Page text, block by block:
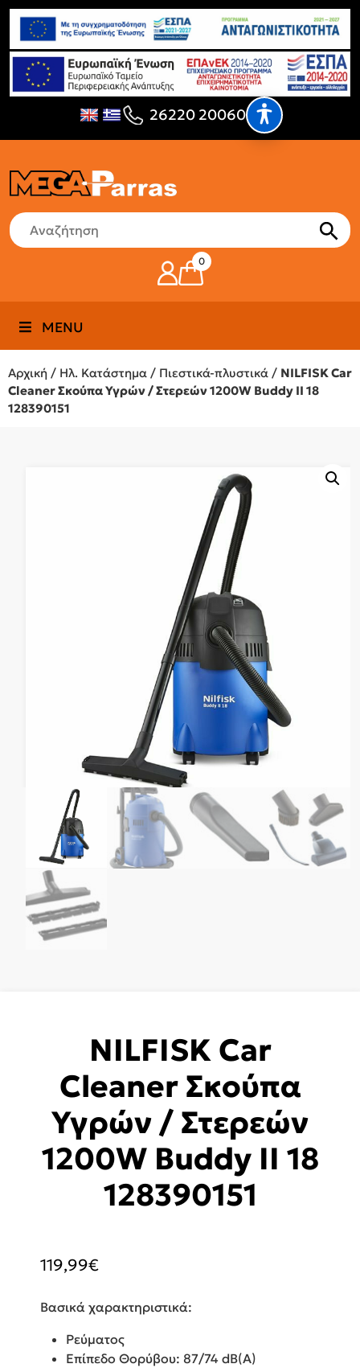
26220 20060
0
MENU
Αρχική / Ηλ. Κατάστημα / Πιεστικά-πλυστικά / NILFISK Car
Cleaner Σκούπα Υγρών / Στερεών 1200W Buddy II 18
128390151
NILFISK Car
Cleaner Σκούπα
Υγρών / Στερεών
1200W Buddy II 18
128390151
119,99€
Βασικά χαρακτηριστικά:
Ρεύματος
Επίπεδο Θορύβου: 87/74 dB(A)​